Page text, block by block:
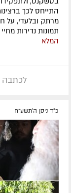
התייחס לכך
מרתק ובלעדי, על
תמונות נדירות
המלא
לכתבה
כ"ד ניסן ה׳תשע״ח